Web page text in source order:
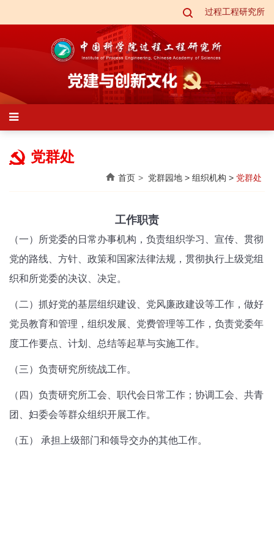
过程工程研究所
党群处
首页 党群园地 > 组织机构 > 党群处
工作职责
（一）所党委的日常办事机构，负责组织学习、宣传、贯彻
党的路线、方针、政策和国家法律法规，贯彻执行上级党组
织和所党委的决议、决定。
（二）抓好党的基层组织建设、党风廉政建设等工作，做好
党员教育和管理，组织发展、党费管理等工作，负责党委年
度工作要点、计划、总结等起草与实施工作。
（三）负责研究所统战工作。
（四）负责研究所工会、职代会日常工作；协调工会、共青
团、妇委会等群众组织开展工作。
（五） 承担上级部门和领导交办的其他工作。